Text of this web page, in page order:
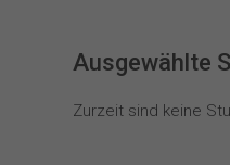
Ausgewählte
Zurzeit sind keine